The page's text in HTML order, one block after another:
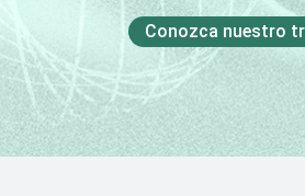
Conozca nuestro